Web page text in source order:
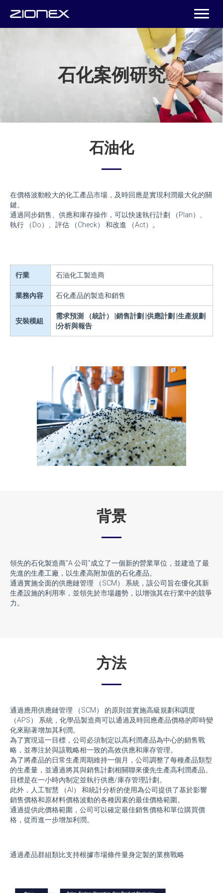
石化案例研究
石油化
在價格波動較大的化工產品市場，及時回應是實現利潤最大化的關
鍵。
通過同步銷售、供應和庫存操作，可以快速執行計劃 （Plan）、
執行 （Do）、評估 （Check） 和改進 （Act）。
行業 石油化工製造商
業務內容 石化產品的製造和銷售
安裝模組
需求預測 （統計） |銷售計劃 |供應計劃 |生產規劃
|分析與報告
背景
領先的石化製造商“A 公司”成立了一個新的營業單位，並建造了最
先進的生產工廠，以生產高附加值的石化產品。
通過實施全面的供應鏈管理 （SCM） 系統，該公司旨在優化其新
生產設施的利用率，並領先於市場趨勢，以增強其在行業中的競爭
力。
方法
通過應用供應鏈管理 （SCM） 的原則並實施高級規劃和調度
（APS） 系統，化學品製造商可以通過及時回應產品價格的即時變
化來顯著增加其利潤。
為了實現這一目標，公司必須制定以高利潤產品為中心的銷售戰
略，並專注於與該戰略相一致的高效供應和庫存管理。
為了將產品的日常生產周期維持一個月，公司調整了每種產品類型
的生產量，並通過將其與銷售計劃相關聯來優先生產高利潤產品。
目標是在一小時內制定並執行供應/庫存管理計劃。
此外，人工智慧 （AI） 和統計分析的使用為公司提供了基於影響
銷售價格和原材料價格波動的各種因素的最佳價格範圍。
通過提供此價格範圍，公司可以確定最佳銷售價格和單位購買價
格，從而進一步增加利潤。
通過產品群組類比支持根據市場條件量身定製的業務戰略